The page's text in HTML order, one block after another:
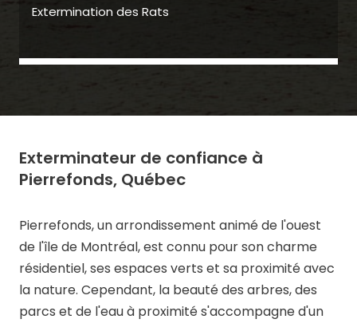
Extermination des Rats
Exterminateur de confiance à
Pierrefonds, Québec
Pierrefonds, un arrondissement animé de l'ouest
de l'île de Montréal, est connu pour son charme
résidentiel, ses espaces verts et sa proximité avec
la nature. Cependant, la beauté des arbres, des
parcs et de l'eau à proximité s'accompagne d'un